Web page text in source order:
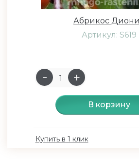
Абрикос
Артикул: S619
В корзину
Купить в 1 клик